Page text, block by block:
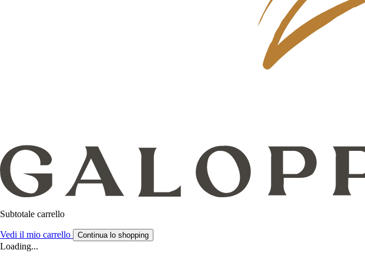
Subtotale carrello
Vedi il mio carrello Continua lo shopping
Loading...